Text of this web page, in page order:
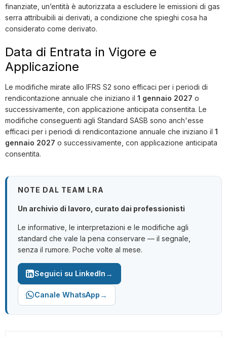
finanziate, un’entità è autorizzata a escludere le emissioni di gas
serra attribuibili ai derivati, a condizione che spieghi cosa ha
considerato come derivato.
Data di Entrata in Vigore e
Applicazione
Le modifiche mirate allo IFRS S2 sono efficaci per i periodi di
rendicontazione annuale che iniziano il 1 gennaio 2027 o
successivamente, con applicazione anticipata consentita. Le
modifiche conseguenti agli Standard SASB sono anch'esse
efficaci per i periodi di rendicontazione annuale che iniziano il 1
gennaio 2027 o successivamente, con applicazione anticipata
consentita.
NOTE DAL TEAM LRA
Un archivio di lavoro, curato dai professionisti
Le informative, le interpretazioni e le modifiche agli
standard che vale la pena conservare — il segnale,
senza il rumore. Poche volte al mese.
Seguici su LinkedIn →
Canale WhatsApp →